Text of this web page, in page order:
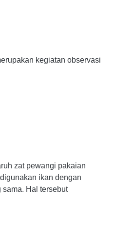
kegiatan observasi
zat pewangi pakaian
ikan dengan
sama. Hal tersebut